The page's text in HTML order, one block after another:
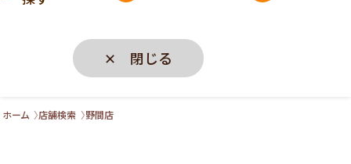
✕ 閉じる
ホーム 店舗検索 野間店